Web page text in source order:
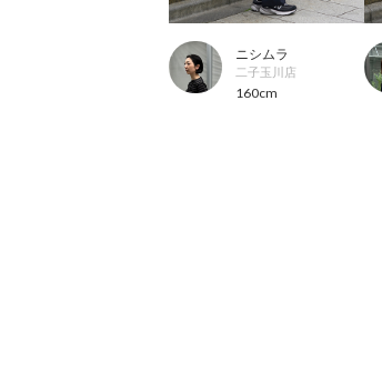
ニシムラ
二子玉川店
160cm